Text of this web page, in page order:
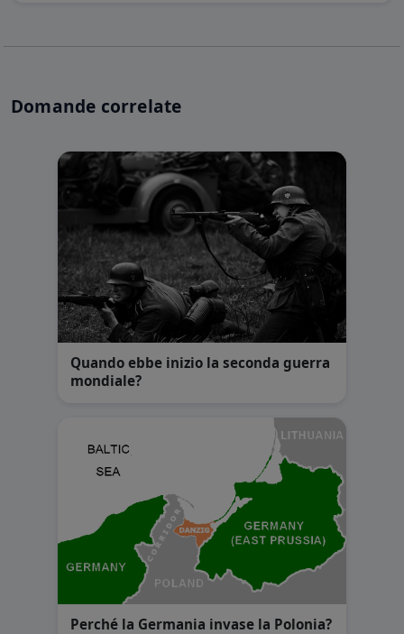
Domande correlate
Quando ebbe inizio la seconda guerra
mondiale?
Perché la Germania invase la Polonia?